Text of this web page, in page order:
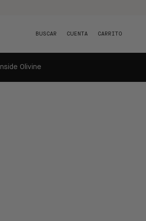
BUSCAR CUENTA CARRITO
Inside Olivine